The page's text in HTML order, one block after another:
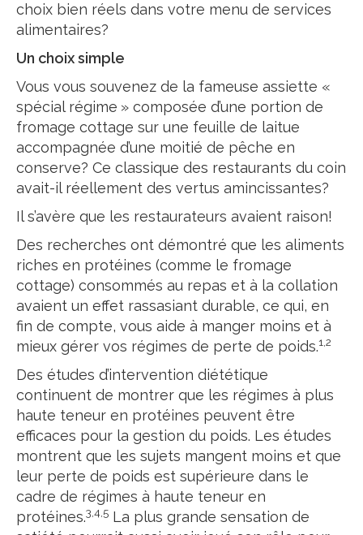
choix bien réels dans votre menu de services
alimentaires?
Un choix simple
Vous vous souvenez de la fameuse assiette «
spécial régime » composée d’une portion de
fromage cottage sur une feuille de laitue
accompagnée d’une moitié de pêche en
conserve? Ce classique des restaurants du coin
avait-il réellement des vertus amincissantes?
Il s’avère que les restaurateurs avaient raison!
Des recherches ont démontré que les aliments
riches en protéines (comme le fromage
cottage) consommés au repas et à la collation
avaient un effet rassasiant durable, ce qui, en
fin de compte, vous aide à manger moins et à
mieux gérer vos régimes de perte de poids.1,2
Des études d’intervention diététique
continuent de montrer que les régimes à plus
haute teneur en protéines peuvent être
efficaces pour la gestion du poids. Les études
montrent que les sujets mangent moins et que
leur perte de poids est supérieure dans le
cadre de régimes à haute teneur en
protéines.3,4,5 La plus grande sensation de